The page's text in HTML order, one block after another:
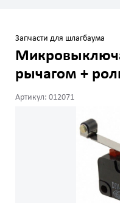
Запчасти для шлагбаума
рычагом +
Артикул: 012071